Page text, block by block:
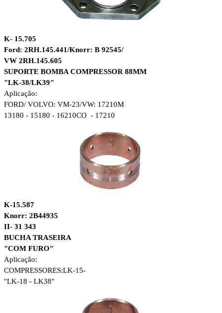
K- 15.705
Ford: 2RH.145.441/Knorr: B 92545/
VW 2RH.145.605
SUPORTE BOMBA COMPRESSOR 88MM
"LK-38/LK39"
Aplicação:
FORD/ VOLVO: VM-23/VW: 17210M
13180 - 15180 - 16210CO - 17210
K-15.587
Knorr: 2B44935
II- 31 343
BUCHA TRASEIRA
"COM FURO"
Aplicação:
COMPRESSORES:LK-15-
"LK-18 - LK38"